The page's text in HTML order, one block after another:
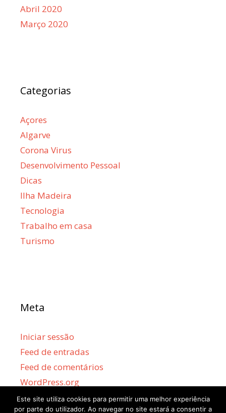
Abril 2020
Março 2020
Categorias
Açores
Algarve
Corona Virus
Desenvolvimento Pessoal
Dicas
Ilha Madeira
Tecnologia
Trabalho em casa
Turismo
Meta
Iniciar sessão
Feed de entradas
Feed de comentários
WordPress.org
Este site utiliza cookies para permitir uma melhor experiência
por parte do utilizador. Ao navegar no site estará a consentir a